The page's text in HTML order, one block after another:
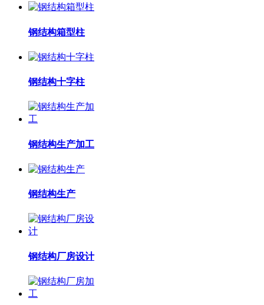
钢结构箱型柱
钢结构十字柱
钢结构生产加工
钢结构生产
钢结构厂房设计